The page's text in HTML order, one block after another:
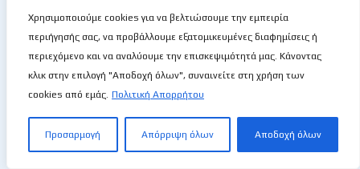
Χρησιμοποιούμε cookies για να βελτιώσουμε την εμπειρία
περιήγησής σας, να προβάλλουμε εξατομικευμένες διαφημίσεις ή
περιεχόμενο και να αναλύουμε την επισκεψιμότητά μας. Κάνοντας
κλικ στην επιλογή "Αποδοχή όλων", συναινείτε στη χρήση των
cookies από εμάς. Πολιτική Απορρήτου
Προσαρμογή Απόρριψη όλων Αποδοχή όλων
ΕΞΩΤΕΡΙΚΈΣ ΔΙΟΡΓΑΝΏΣΕΙΣ / ΚΌΣΜΟΣ
BCL
EUROPE CUP
NBA
ΕΥΡΩΛΊΓΚΑ
ΕΠΟΥΜΠΟΎΡΙΣΕΝ Ο ΤΌΠΟΣ!🌩
ΈΤΣΙ ΜΟΥ ΕΚΆΠΝΙΣΕΝ